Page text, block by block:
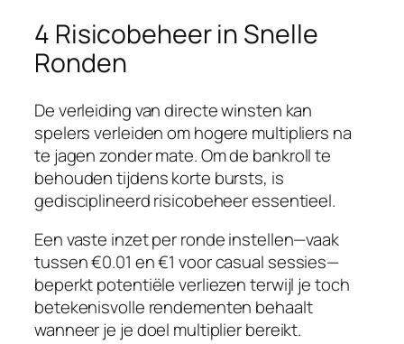
4 Risicobeheer in Snelle
Ronden
De verleiding van directe winsten kan
spelers verleiden om hogere multipliers na
te jagen zonder mate. Om de bankroll te
behouden tijdens korte bursts, is
gedisciplineerd risicobeheer essentieel.
Een vaste inzet per ronde instellen—vaak
tussen €0.01 en €1 voor casual sessies—
beperkt potentiële verliezen terwijl je toch
betekenisvolle rendementen behaalt
wanneer je je doel multiplier bereikt.